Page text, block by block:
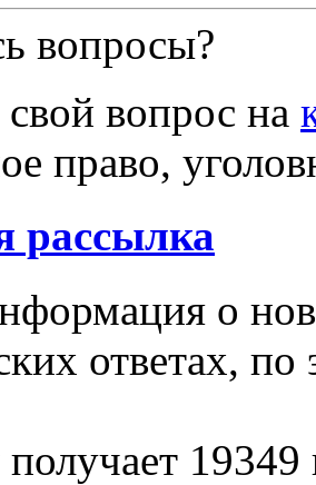
вопросы?
свой вопрос на
право,
рассылка
о
ответах, по
19349